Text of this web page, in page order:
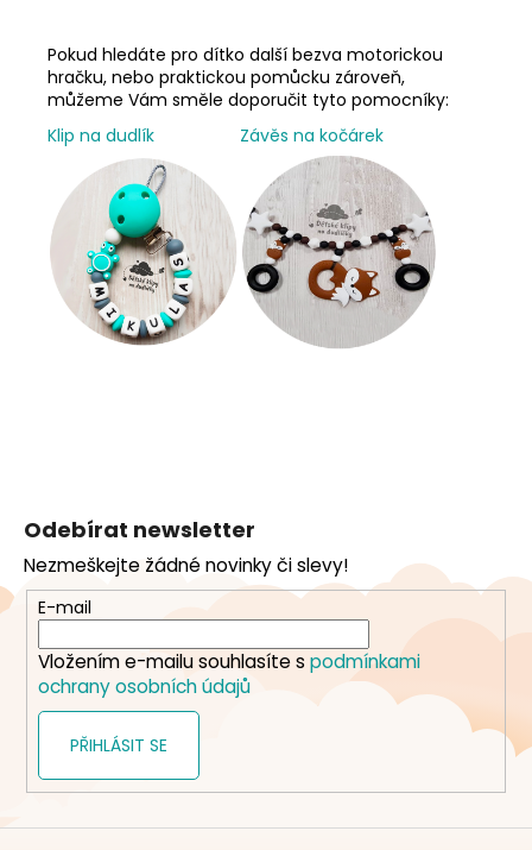
Pokud hledáte pro dítko další bezva motorickou
hračku, nebo praktickou pomůcku zároveň,
můžeme Vám směle doporučit tyto pomocníky:
Klip na dudlík
Závěs na kočárek
a
t
Odebírat newsletter
Nezmeškejte žádné novinky či slevy!
E-mail
Vložením e-mailu souhlasíte s podmínkami
ochrany osobních údajů
PŘIHLÁSIT SE